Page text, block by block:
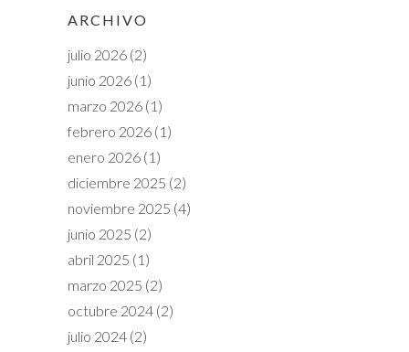
ARCHIVO
julio 2026 (2)
junio 2026 (1)
marzo 2026 (1)
febrero 2026 (1)
enero 2026 (1)
diciembre 2025 (2)
noviembre 2025 (4)
junio 2025 (2)
abril 2025 (1)
marzo 2025 (2)
octubre 2024 (2)
julio 2024 (2)